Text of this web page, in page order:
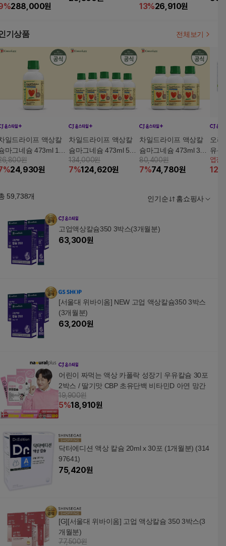
%288,000원
90mlX40팩)
13%26,910원
기상품 전체보기
일드라이프 액상칼
마그네슘 473ml 1개
원
%24,930원
차일드라이프 액상칼
슘마그네슘 473ml 5개
입
134,000원
7%124,620원
차일드라이프 액상칼
슘마그네슘 473ml 3개
입
80,400원
7%74,780원
오라
유산
분
앱전
12
59,738개 인기순 홈쇼핑사
고업액상칼슘350 3박스(3개월분)
63,300원
[서울대 위바이옴] NEW 고업 액상칼슘350 3박스
(3개월분)
63,200원
어린이 짜먹는 액상 카폴락 성장기 우유칼슘 30포
2박스 / 딸기맛 CBP 초유단백 비타민D 아연 망간
19,900원
5%18,910원
닥터에디션 액상 칼슘 20ml x 30포 (1개월분) (314
97641)
75,420원
[G][서울대 위바이옴] 고업 액상칼슘 350 3박스(3
개월분)
77,500원